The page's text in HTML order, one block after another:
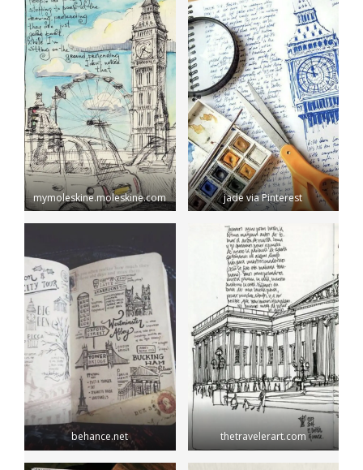
mymoleskine.moleskine.com jade via Pinterest
behance.net thetravelerart.com